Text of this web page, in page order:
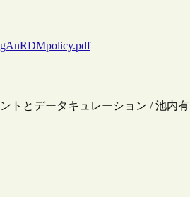
トとデータキュレーション / 池内有